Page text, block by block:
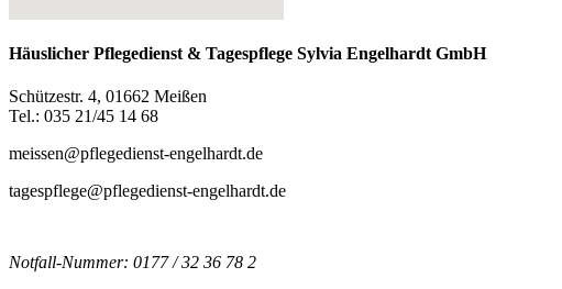
Häuslicher Pflegedienst & Tagespflege Sylvia Engelhardt GmbH
Schützestr. 4, 01662 Meißen
Tel.: 035 21/45 14 68
meissen@pflegedienst-engelhardt.de
tagespflege@pflegedienst-engelhardt.de
Notfall-Nummer: 0177 / 32 36 78 2